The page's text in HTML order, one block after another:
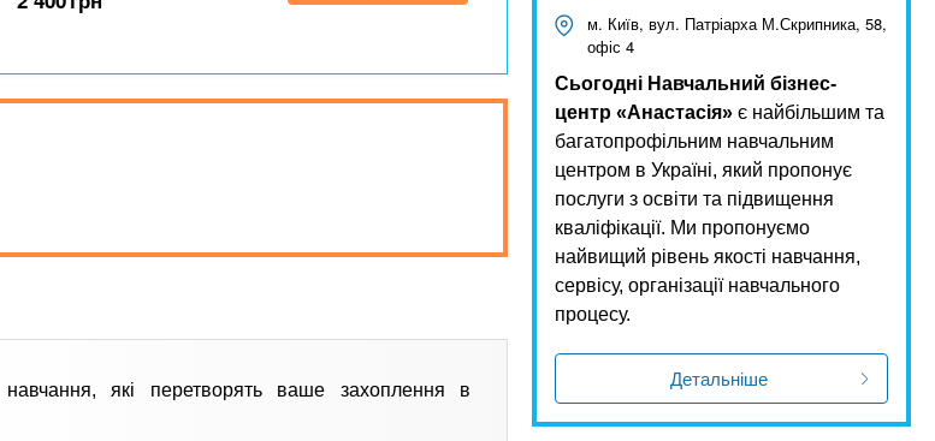
навчання, які перетворять ваше захоплення в
м. Київ, вул. Патріарха М.Скрипника, 58,
офіс 4
Сьогодні Навчальний бізнес-
центр «Анастасія» є найбільшим та
багатопрофільним навчальним
центром в Україні, який пропонує
послуги з освіти та підвищення
кваліфікації. Ми пропонуємо
найвищий рівень якості навчання,
сервісу, організації навчального
процесу.
Детальніше